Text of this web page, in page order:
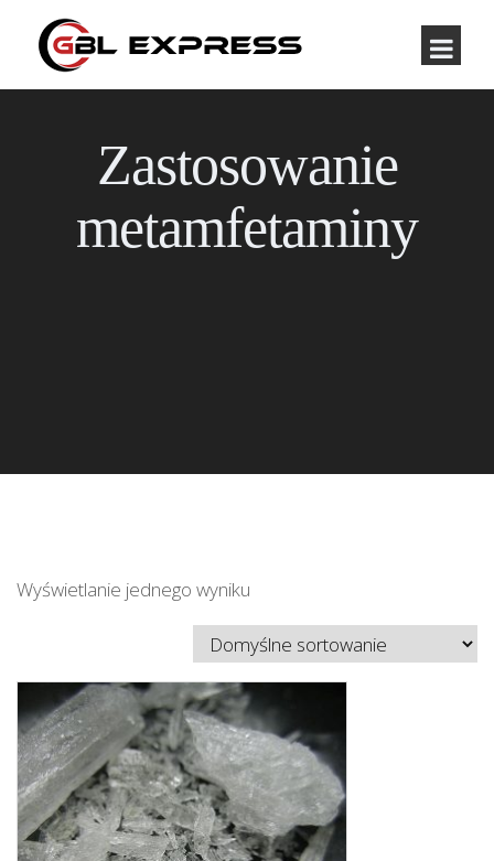
Zastosowanie
metamfetaminy
Wyświetlanie jednego wyniku